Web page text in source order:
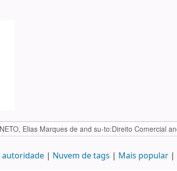
autoridade Nuvem de tags Mais popular